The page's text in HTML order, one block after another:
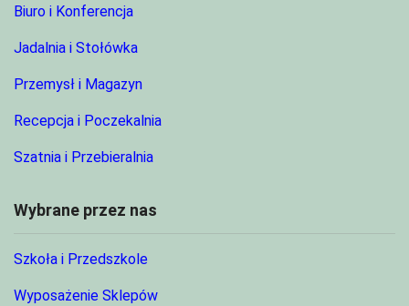
Biuro i Konferencja
Jadalnia i Stołówka
Przemysł i Magazyn
Recepcja i Poczekalnia
Szatnia i Przebieralnia
Wybrane przez nas
Szkoła i Przedszkole
Wyposażenie Sklepów